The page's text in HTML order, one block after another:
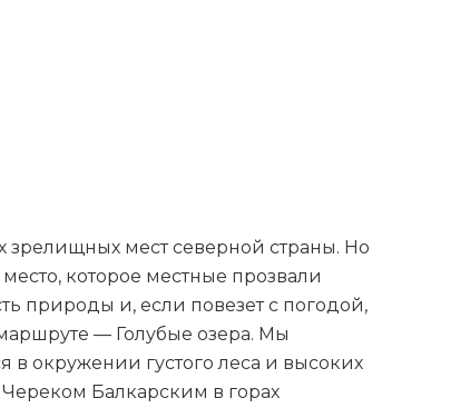
мест северной страны. Но
которое местные прозвали
природы и, если повезет с погодой,
— Голубые озера. Мы
в окружении густого леса и высоких
Балкарским в горах